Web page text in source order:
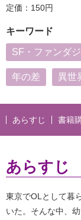
定価：150円
キーワード
SF・ファンダ
年の差 異世
あらすじ 書籍
あらすじ
東京でOLとして暮
いた。そんな中、